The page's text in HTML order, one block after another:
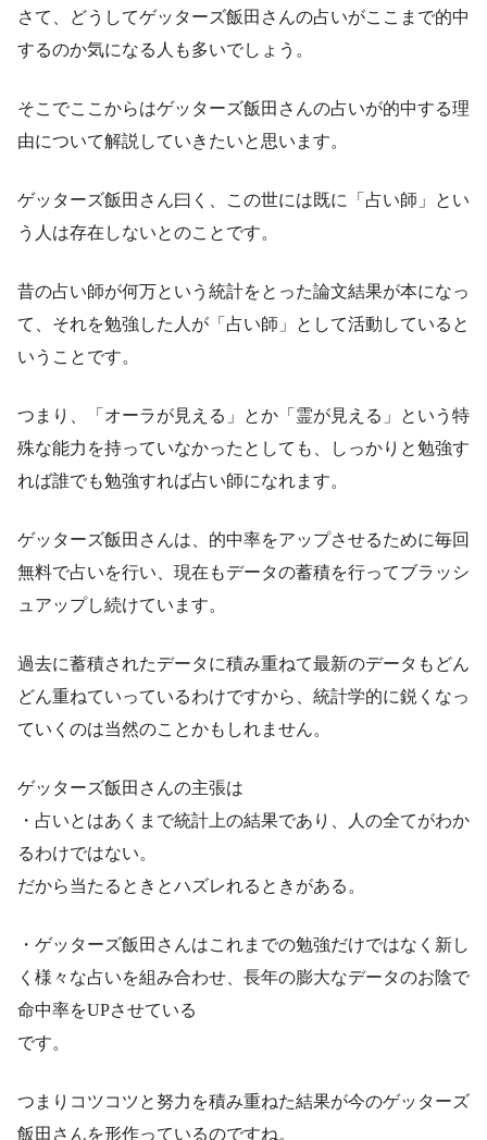
さて、どうしてゲッターズ飯田さんの占いがここまで的中
するのか気になる人も多いでしょう。
そこでここからはゲッターズ飯田さんの占いが的中する理
由について解説していきたいと思います。
ゲッターズ飯田さん曰く、この世には既に「占い師」とい
う人は存在しないとのことです。
昔の占い師が何万という統計をとった論文結果が本になっ
て、それを勉強した人が「占い師」として活動していると
いうことです。
つまり、「オーラが見える」とか「霊が見える」という特
殊な能力を持っていなかったとしても、しっかりと勉強す
れば誰でも勉強すれば占い師になれます。
ゲッターズ飯田さんは、的中率をアップさせるために毎回
無料で占いを行い、現在もデータの蓄積を行ってブラッシ
ュアップし続けています。
過去に蓄積されたデータに積み重ねて最新のデータもどん
どん重ねていっているわけですから、統計学的に鋭くなっ
ていくのは当然のことかもしれません。
ゲッターズ飯田さんの主張は
・占いとはあくまで統計上の結果であり、人の全てがわか
るわけではない。
だから当たるときとハズレれるときがある。
・ゲッターズ飯田さんはこれまでの勉強だけではなく新し
く様々な占いを組み合わせ、長年の膨大なデータのお陰で
命中率をUPさせている
です。
つまりコツコツと努力を積み重ねた結果が今のゲッターズ
飯田さんを形作っているのですね。